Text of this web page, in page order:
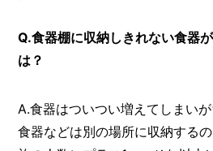
Q.食器棚に収納しきれない食器
は？
A.食器はついつい増えてしまい
食器などは別の場所に収納する